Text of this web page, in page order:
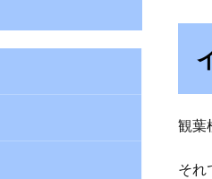
観葉
それ